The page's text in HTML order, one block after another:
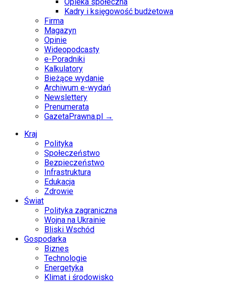
Kadry i księgowość budżetowa
Firma
Magazyn
Opinie
Wideopodcasty
e-Poradniki
Kalkulatory
Bieżące wydanie
Archiwum e-wydań
Newslettery
Prenumerata
GazetaPrawna.pl →
Kraj
Polityka
Społeczeństwo
Bezpieczeństwo
Infrastruktura
Edukacja
Zdrowie
Świat
Polityka zagraniczna
Wojna na Ukrainie
Bliski Wschód
Gospodarka
Biznes
Technologie
Energetyka
Klimat i środowisko